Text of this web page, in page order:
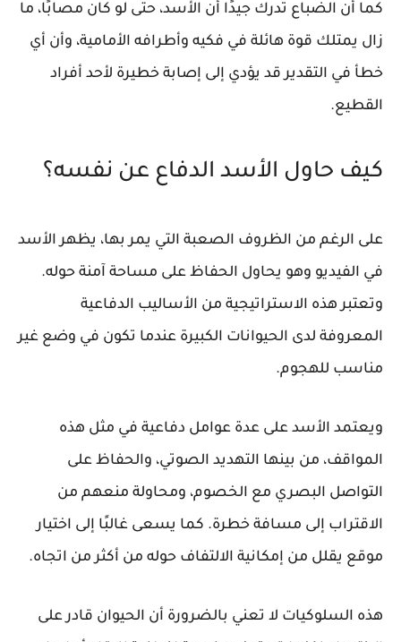
كما أن الضباع تدرك جيدًا أن الأسد، حتى لو كان مصابًا، ما
زال يمتلك قوة هائلة في فكيه وأطرافه الأمامية، وأن أي
خطأ في التقدير قد يؤدي إلى إصابة خطيرة لأحد أفراد
القطيع.
كيف حاول الأسد الدفاع عن نفسه؟
على الرغم من الظروف الصعبة التي يمر بها، يظهر الأسد
في الفيديو وهو يحاول الحفاظ على مساحة آمنة حوله.
وتعتبر هذه الاستراتيجية من الأساليب الدفاعية
المعروفة لدى الحيوانات الكبيرة عندما تكون في وضع غير
مناسب للهجوم.
ويعتمد الأسد على عدة عوامل دفاعية في مثل هذه
المواقف، من بينها التهديد الصوتي، والحفاظ على
التواصل البصري مع الخصوم، ومحاولة منعهم من
الاقتراب إلى مسافة خطرة. كما يسعى غالبًا إلى اختيار
موقع يقلل من إمكانية الالتفاف حوله من أكثر من اتجاه.
هذه السلوكيات لا تعني بالضرورة أن الحيوان قادر على